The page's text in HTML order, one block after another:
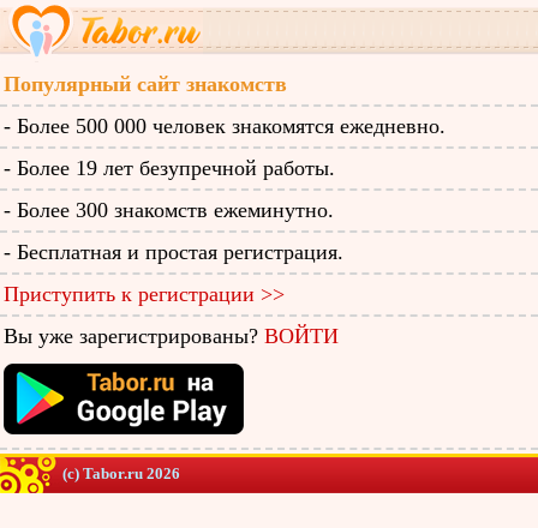
Популярный сайт знакомств
- Более 500 000 человек знакомятся ежедневно.
- Более 19 лет безупречной работы.
- Более 300 знакомств ежеминутно.
- Бесплатная и простая регистрация.
Приступить к регистрации >>
Вы уже зарегистрированы? ВОЙТИ
(c) Tabor.ru 2026